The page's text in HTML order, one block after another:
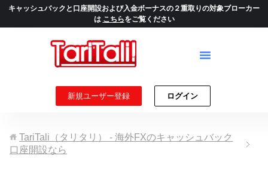
キャッシュバックと口座開設および入金ボーナスの２重取りの対象ブローカー
は こちらをご覧ください
新規ユーザー登録 ログイン
TariTali（タリタリ） - 海外FXのキャッシュバック
口座開設なら